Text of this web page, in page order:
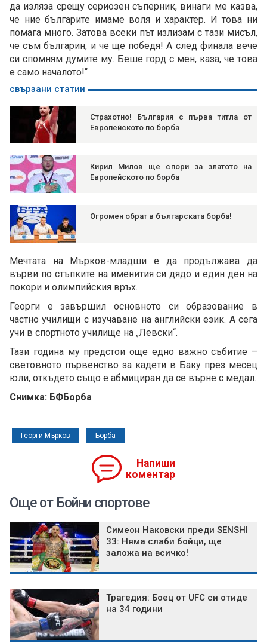
да изляза срещу сериозен съперник, винаги ме казва,
че ние българите имаме воля и характер. И това ни
помага много. Затова всеки път излизам с тази мисъл,
че съм българин, и че ще победя! А след финала вече
си спомням думите му. Беше горд с мен, каза, че това
е само началото!“
свързани статии
Страхотно! България с първа титла от
Европейското по борба
Кирил Милов ще спори за златото на
Европейското по борба
Огромен обрат в българската борба!
Мечтата на Мърков-младши е да продължава да
върви по стъпките на именития си дядо и един ден на
покори и олимпийския връх.
Георги е завършил основното си образование в
частно училищи с изучаване на английски език. А сега
учи в спортното училище на „Левски“.
Тази година му предстои още едно важно събитие –
световното първенство за кадети в Баку през месец
юли, откъдето също е абмициран да се върне с медал.
Снимка: БФБорба
Георги Мърков Борба
Напиши
коментар
Още от Бойни спортове
Симеон Наковски преди SENSHI
33: Няма слаби бойци, ще
заложа на всичко!
Трагедия: Боец от UFC си отиде
на 34 години